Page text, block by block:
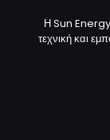
Η Sun Energy
τεχνική και